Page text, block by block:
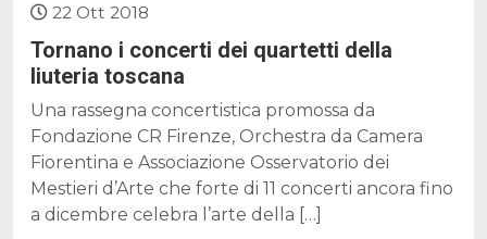
22 Ott 2018
Tornano i concerti dei quartetti della
liuteria toscana
Una rassegna concertistica promossa da
Fondazione CR Firenze, Orchestra da Camera
Fiorentina e Associazione Osservatorio dei
Mestieri d’Arte che forte di 11 concerti ancora fino
a dicembre celebra l’arte della […]